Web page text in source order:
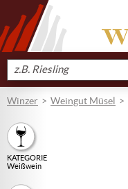
Produkt
suchen
Winzer Weingut Müsel
KATEGORIE
Weißwein